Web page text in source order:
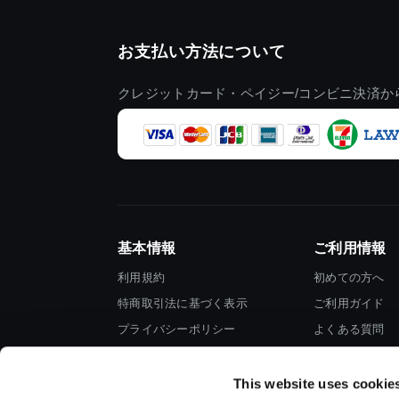
This website uses
お支払い方法について
クレジットカード・ペイジー/コンビニ決済
基本情報
利用規約
特商取引法に基づく表示
プライバシーポリシー
ご利用情報
初めての方へ
ご利用ガイド
よくある質問